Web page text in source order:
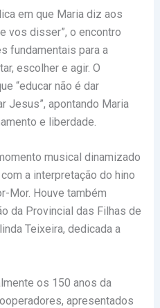
em que Maria diz aos
vos disser”, o encontro
fundamentais para a
escolher e agir. O
“educar não é dar
Jesus”, apontando Maria
e liberdade.
musical dinamizado
a interpretação do hino
Mor. Houve também
da Provincial das Filhas de
Teixeira, dedicada a
os 150 anos da
apresentados